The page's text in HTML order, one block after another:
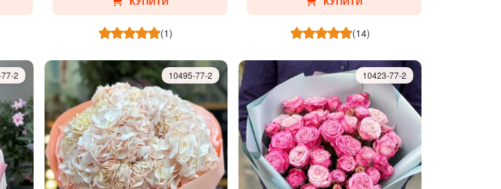
(1) (14)
2 10495-77-2 10423-77-2